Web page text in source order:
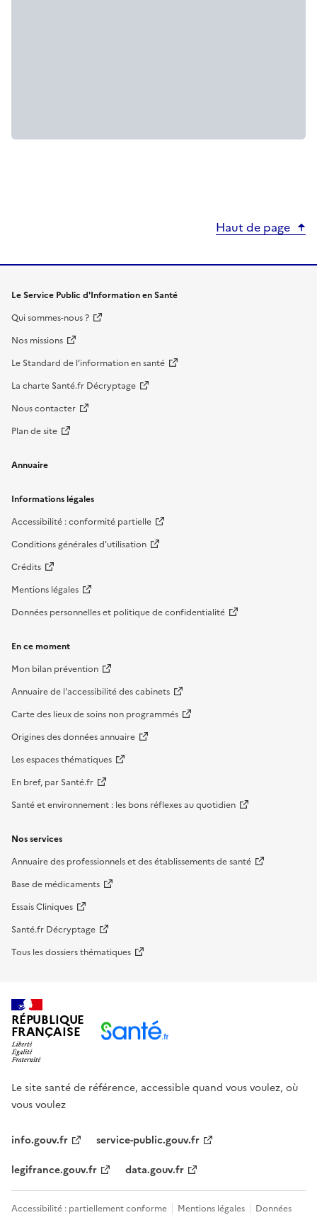
Haut de page
Le Service Public d'Information en Santé
Qui sommes-nous ?
Nos missions
Le Standard de l’information en santé
La charte Santé.fr Décryptage
Nous contacter
Plan de site
Annuaire
Informations légales
Accessibilité : conformité partielle
Conditions générales d'utilisation
Crédits
Mentions légales
Données personnelles et politique de confidentialité
En ce moment
Mon bilan prévention
Annuaire de l'accessibilité des cabinets
Carte des lieux de soins non programmés
Origines des données annuaire
Les espaces thématiques
En bref, par Santé.fr
Santé et environnement : les bons réflexes au quotidien
Nos services
Annuaire des professionnels et des établissements de santé
Base de médicaments
Essais Cliniques
Santé.fr Décryptage
Tous les dossiers thématiques
RÉPUBLIQUE
FRANÇAISE
Le site santé de référence, accessible quand vous voulez, où
vous voulez
info.gouv.fr
service-public.gouv.fr
legifrance.gouv.fr
data.gouv.fr
Accessibilité : partiellement conforme Mentions légales
Données